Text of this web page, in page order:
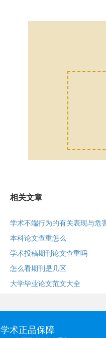
相关文章
学术不端行为的有关表现与危
本科论文查重怎么
学术投稿期刊论文查重吗
怎么看期刊是几区
大学毕业论文范文大全
学术正品保障